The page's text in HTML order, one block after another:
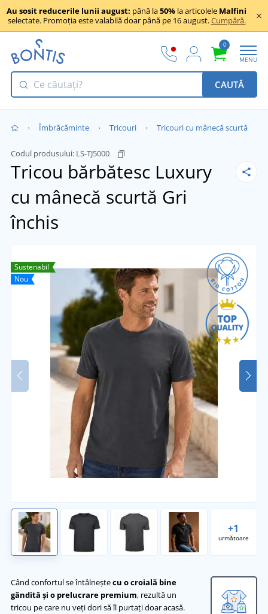
Au sosit reducerile lunii august: până la50% la articolele Malfini
selectate. Promoția este valabilă doar până pe 16 august.Cumpără.
0
MENU
CAUTĂ
Îmbrăcăminte Tricouri Tricouri cu mânecă scurtă
Codul produsului: LS-TJ5000
Tricou bărbătesc Luxury
cu mânecă scurtă Gri
închis
+1
următoare
Sustenabil
Nou
Când confortul se întâlneștecu o croială bine
gândită și o prelucrare premium, rezultă un
tricou pe care nu veți dori să îl purtați doar acasă.